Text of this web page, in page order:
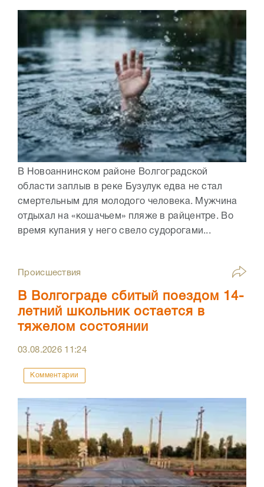
В Новоаннинском районе Волгоградской
области заплыв в реке Бузулук едва не стал
смертельным для молодого человека. Мужчина
отдыхал на «кошачьем» пляже в райцентре. Во
время купания у него свело судорогами...
Происшествия
В Волгограде сбитый поездом 14-
летний школьник остается в
тяжелом состоянии
03.08.2026 11:24
Комментарии